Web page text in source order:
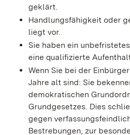
geklärt.
Handlungsfähigkeit oder
liegt vor.
Sie haben ein
eine qualifizierte
Wenn Sie bei der
Jahre alt sind: Sie
demokratischen
Grundgesetzes. Dies
gegen
Bestrebungen, zur